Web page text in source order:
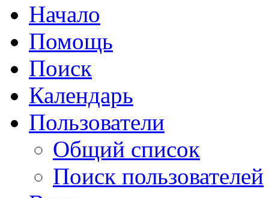
Начало
Помощь
Поиск
Календарь
Пользователи
Общий список
Поиск пользователей